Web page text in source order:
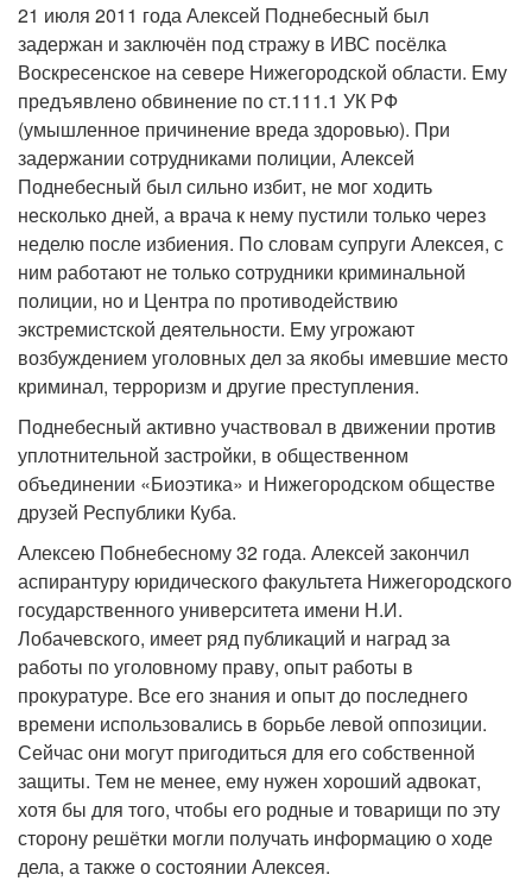
21 июля 2011 года Алексей Поднебесный был
задержан и заключён под стражу в ИВС посёлка
Воскресенское на севере Нижегородской области. Ему
предъявлено обвинение по ст.111.1 УК РФ
(умышленное причинение вреда здоровью). При
задержании сотрудниками полиции, Алексей
Поднебесный был сильно избит, не мог ходить
несколько дней, а врача к нему пустили только через
неделю после избиения. По словам супруги Алексея, с
ним работают не только сотрудники криминальной
полиции, но и Центра по противодействию
экстремистской деятельности. Ему угрожают
возбуждением уголовных дел за якобы имевшие место
криминал, терроризм и другие преступления.
Поднебесный активно участвовал в движении против
уплотнительной застройки, в общественном
объединении «Биоэтика» и Нижегородском обществе
друзей Республики Куба.
Алексею Побнебесному 32 года. Алексей закончил
аспирантуру юридического факультета Нижегородского
государственного университета имени Н.И.
Лобачевского, имеет ряд публикаций и наград за
работы по уголовному праву, опыт работы в
прокуратуре. Все его знания и опыт до последнего
времени использовались в борьбе левой оппозиции.
Сейчас они могут пригодиться для его собственной
защиты. Тем не менее, ему нужен хороший адвокат,
хотя бы для того, чтобы его родные и товарищи по эту
сторону решётки могли получать информацию о ходе
дела, а также о состоянии Алексея.